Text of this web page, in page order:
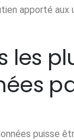
apporté aux
les
puisse